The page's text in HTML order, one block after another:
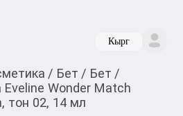
Кырг
/ Бет / Бет /
Wonder Match
тон 02, 14 мл